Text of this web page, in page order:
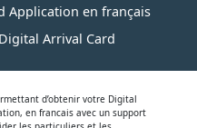
Application en français
Arrival Card
d’obtenir votre Digital
en francais avec un support